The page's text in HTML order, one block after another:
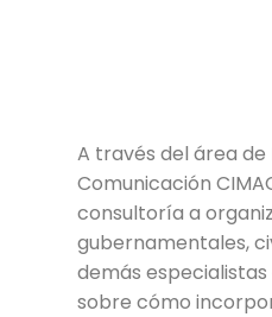
A través del área
Comunicación
consultoría a
gubernamentales,
demás
sobre cómo